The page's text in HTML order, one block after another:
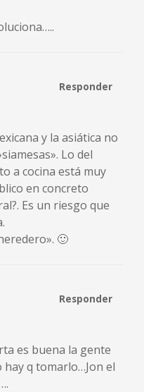
Responder
y la asiática no
Lo del
a cocina está muy
en concreto
Es un riesgo que
🙂
Responder
es buena la gente
q tomarlo…Jon el